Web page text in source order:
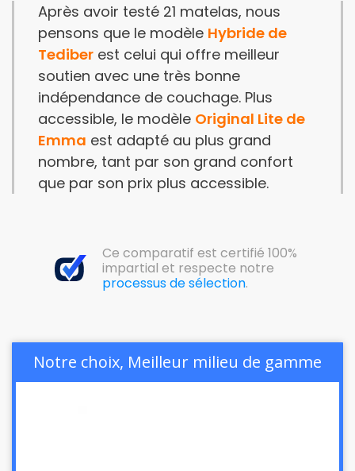
Après avoir testé 21 matelas, nous
pensons que le modèle Hybride de
Tediber est celui qui offre meilleur
soutien avec une très bonne
indépendance de couchage. Plus
accessible, le modèle Original Lite de
Emma est adapté au plus grand
nombre, tant par son grand confort
que par son prix plus accessible.
Ce comparatif est certifié 100%
impartial et respecte notre
processus de sélection.
Notre choix, Meilleur milieu de gamme